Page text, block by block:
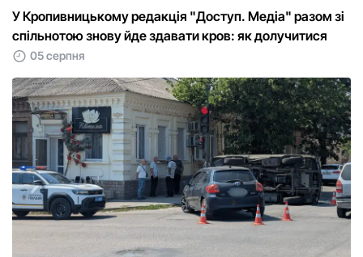
У Кропивницькому редакція "Доступ. Медіа" разом зі
спільнотою знову йде здавати кров: як долучитися
05 серпня